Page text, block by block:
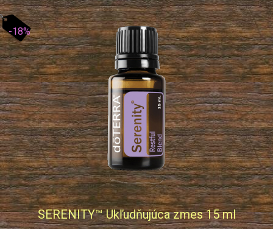
-18%
SERENITY™ Ukľudňujúca zmes 15 ml